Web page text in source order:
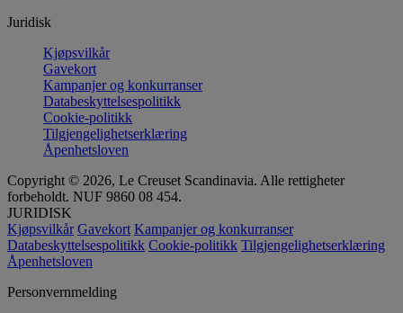
Juridisk
Kjøpsvilkår
Gavekort
Kampanjer og konkurranser
Databeskyttelsespolitikk
Cookie-politikk
Tilgjengelighetserklæring
Åpenhetsloven
Copyright © 2026, Le Creuset Scandinavia. Alle rettigheter
forbeholdt. NUF 9860 08 454.
JURIDISK
Kjøpsvilkår Gavekort Kampanjer og konkurranser
Databeskyttelsespolitikk Cookie-politikk Tilgjengelighetserklæring
Åpenhetsloven
Personvernmelding